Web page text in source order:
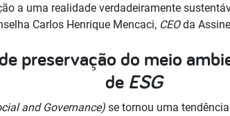
a uma realidade verdadeiramente
Carlos Henrique Mencaci, CEOda
preservação do meio
de ESG
and Governance) se tornou uma